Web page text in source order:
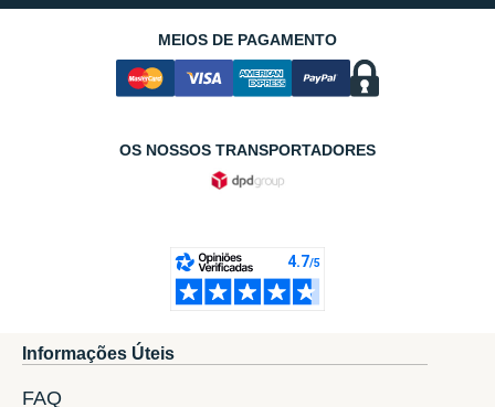
MEIOS DE PAGAMENTO
OS NOSSOS TRANSPORTADORES
Informações Úteis
FAQ